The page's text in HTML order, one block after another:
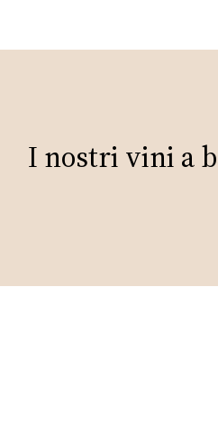
I nostri vini a